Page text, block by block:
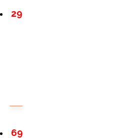
29
69